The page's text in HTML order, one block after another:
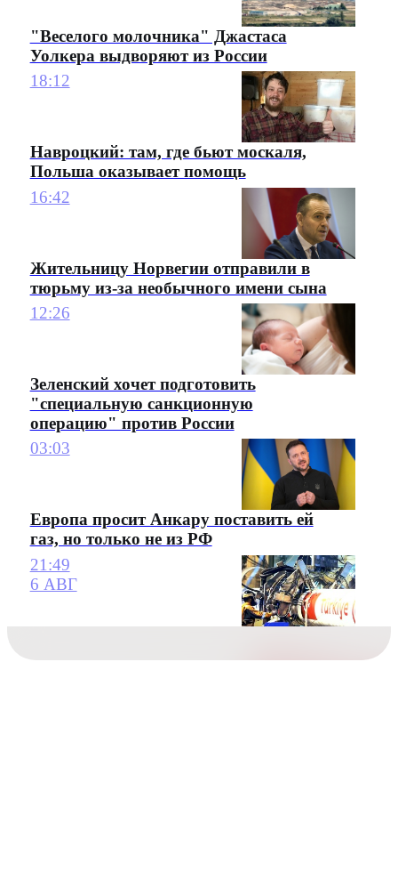
"Веселого молочника" Джастаса
Уолкера выдворяют из России
18:12
Навроцкий: там, где бьют москаля,
Польша оказывает помощь
16:42
Жительницу Норвегии отправили в
тюрьму из-за необычного имени сына
12:26
Зеленский хочет подготовить
"специальную санкционную
операцию" против России
03:03
Европа просит Анкару поставить ей
газ, но только не из РФ
21:49
6 АВГ